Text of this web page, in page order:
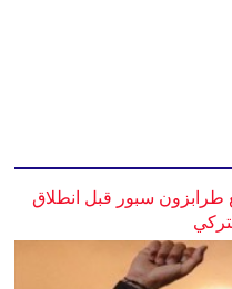
سبور قبل انطلاق